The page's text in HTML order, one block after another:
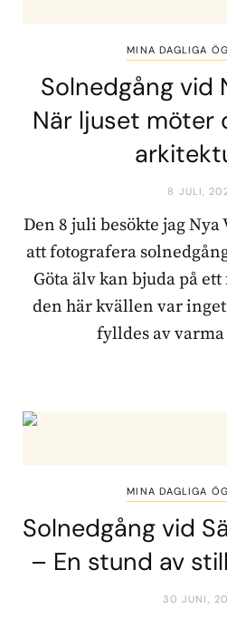
MINA DAGLIGA
Solnedgång vid
När ljuset möter
8 JULI,
Den 8 juli besökte jag
att fotografera
Göta älv kan bjuda på
den här kvällen var
fylldes av
MINA DAGLIGA
Solnedgång vid
– En stund av
30 JUNI,